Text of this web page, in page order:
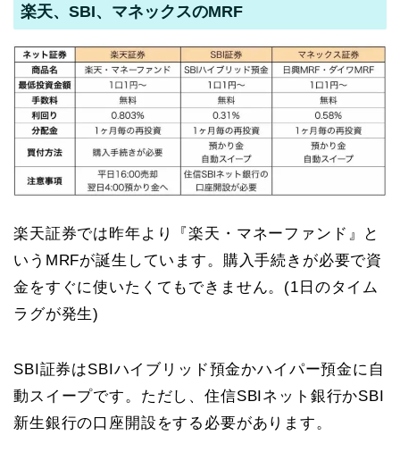
楽天、SBI、マネックスのMRF
楽天証券では昨年より『楽天・マネーファンド』と
いうMRFが誕生しています。購入手続きが必要で資
金をすぐに使いたくてもできません。(1日のタイム
ラグが発生)
SBI証券はSBIハイブリッド預金かハイパー預金に自
動スイープです。ただし、住信SBIネット銀行かSBI
新生銀行の口座開設をする必要があります。